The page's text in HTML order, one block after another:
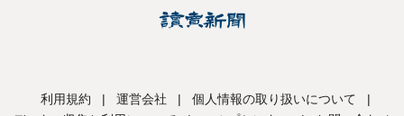
利用規約 | 運営会社 | 個人情報の取り扱いについて
|